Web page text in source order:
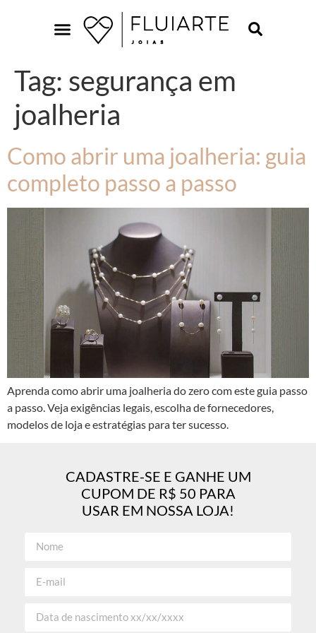
Tag: segurança em
joalheria
Como abrir uma joalheria: guia
completo passo a passo
Aprenda como abrir uma joalheria do zero com este guia passo
a passo. Veja exigências legais, escolha de fornecedores,
modelos de loja e estratégias para ter sucesso.
CADASTRE-SE E GANHE UM
CUPOM DE R$ 50 PARA
USAR EM NOSSA LOJA!